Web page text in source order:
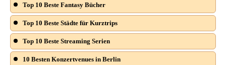
Top 10 Beste Fantasy Bücher
Top 10 Beste Städte für Kurztrips
Top 10 Beste Streaming Serien
10 Besten Konzertvenues in Berlin